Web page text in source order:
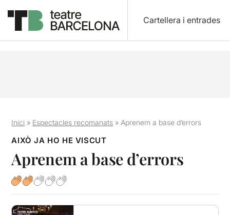
Cartellera i entrades
Inici » Espectacles recomanats » Aprenem a base d’errors
AIXÒ JA HO HE VISCUT
Aprenem a base d’errors